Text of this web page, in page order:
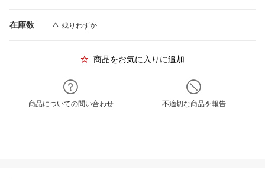
在庫数 残りわずか
商品をお気に入りに追加
商品についての問い合わせ 不適切な商品を報告